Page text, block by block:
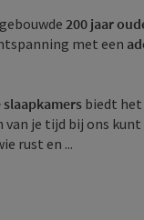
200 jaar
met een
biedt
je tijd bij ons
rust en ...